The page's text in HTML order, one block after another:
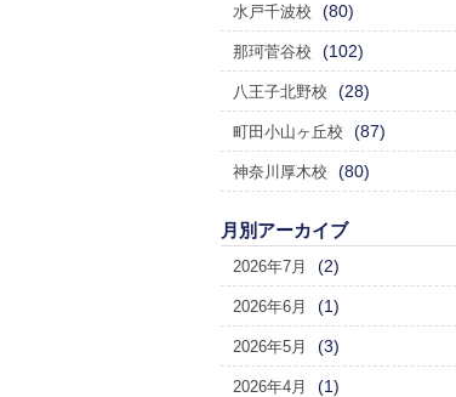
水戸千波校 (80)
那珂菅谷校 (102)
八王子北野校 (28)
町田小山ヶ丘校 (87)
神奈川厚木校 (80)
月別アーカイブ
2026年7月 (2)
2026年6月 (1)
2026年5月 (3)
2026年4月 (1)